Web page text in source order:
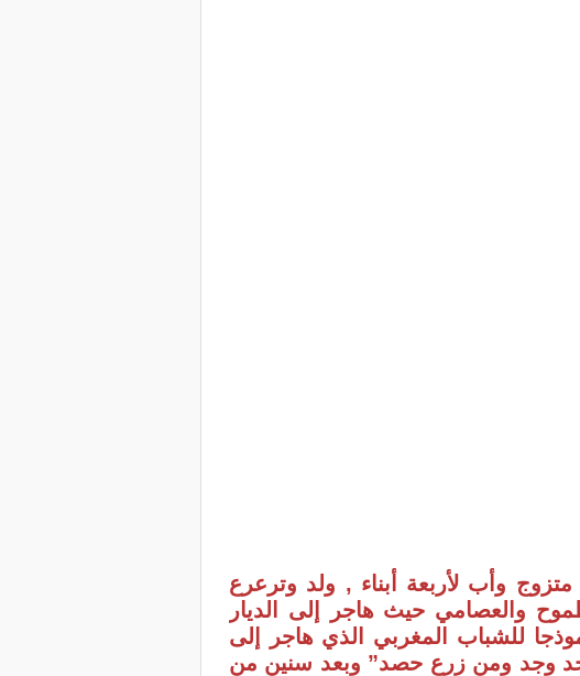
بيوي من مواليد 1971 في مدينة وجدة متزوج وأب لأربعة أبناء , ولد وترعرع
والعصامي حيث هاجر إلى الديار
للشباب المغربي الذي هاجر إلى
جد وجد ومن زرع حصد” وبعد سنين من